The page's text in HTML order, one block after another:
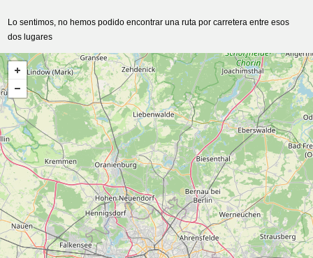
Lo sentimos, no hemos podido encontrar una ruta por carretera entre esos
dos lugares